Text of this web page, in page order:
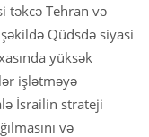
təkcə Tehran və
Qüdsdə siyasi
yüksək
işlətməyə
İsrailin strateji
və